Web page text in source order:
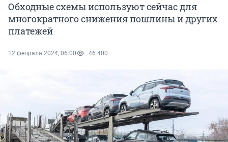
Обходные схемы используют сейчас для
многократного снижения пошлины и других
платежей
12 февраля 2024, 06:00 46 400